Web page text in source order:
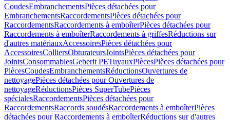
CoudesEmbranchementsPièces détachées pour
EmbranchementsRaccordementsPièces détachées pour
RaccordementsRaccordements à emboîterPièces détachées pour
Raccordements à emboîterRaccordements à griffesRéductions sur
d'autres matériauxAccessoiresPièces détachées pour
AccessoiresColliersObturateursJointsPièces détachées pour
JointsConsommablesGeberit PETuyauxPiècesPièces détachées pour
PiècesCoudesEmbranchementsRéductionsOuvertures de
nettoyagePièces détachées pour Ouvertures de
nettoyageRéductionsPièces SuperTubePièces
spécialesRaccordementsPièces détachées pour
RaccordementsRaccords soudésRaccordements à emboîterPièces
détachées pour Raccordements à emboîterRéductions sur d'autres